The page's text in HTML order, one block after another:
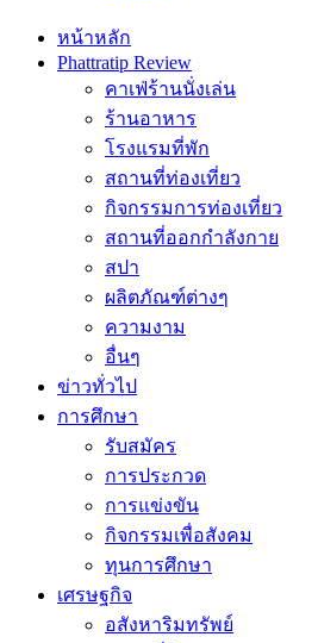
หน้าหลัก
Phattratip Review
คาเฟ่ร้านนั่งเล่น
ร้านอาหาร
โรงแรมที่พัก
สถานที่ท่องเที่ยว
กิจกรรมการท่องเที่ยว
สถานที่ออกกำลังกาย
สปา
ผลิตภัณฑ์ต่างๆ
ความงาม
อื่นๆ
ข่าวทั่วไป
การศึกษา
รับสมัคร
การประกวด
การแข่งขัน
กิจกรรมเพื่อสังคม
ทุนการศึกษา
เศรษฐกิจ
อสังหาริมทรัพย์